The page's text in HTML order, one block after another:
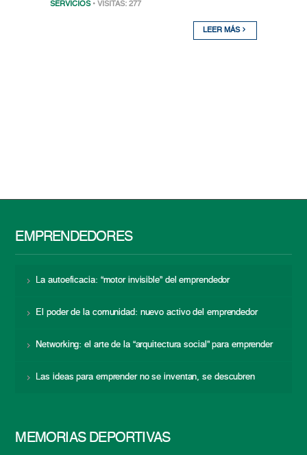
SERVICIOS • VISITAS: 277
LEER MÁS
EMPRENDEDORES
La autoeficacia: “motor invisible” del emprendedor
El poder de la comunidad: nuevo activo del emprendedor
Networking: el arte de la “arquitectura social” para emprender
Las ideas para emprender no se inventan, se descubren
MEMORIAS DEPORTIVAS